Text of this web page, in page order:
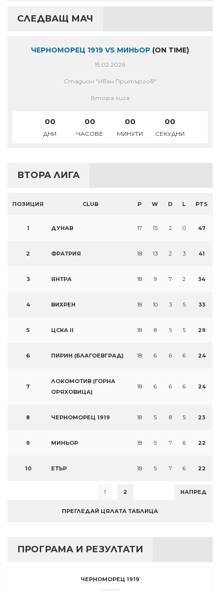
СЛЕДВАЩ МАЧ
ЧЕРНОМОРЕЦ 1919 VS МИНЬОР (ON TIME)
15.02.2026
Стадион "Иван Притъргов"
Втора лига
00
ДНИ
00
ЧАСОВЕ
00
МИНУТИ
00
СЕКУДНИ
ВТОРА ЛИГА
ПОЗИЦИЯ CLUB P W D L PTS
1 ДУНАВ 17 15 2 0 47
2 ФРАТРИЯ 18 13 2 3 41
3 ЯНТРА 18 9 7 2 34
4 ВИХРЕН 18 10 3 5 33
5 ЦСКА II 18 8 5 5 29
6 ПИРИН (БЛАГОЕВГРАД) 18 6 6 6 24
7
ЛОКОМОТИВ (ГОРНА
ОРЯХОВИЦА)
18 6 6 6 24
8 ЧЕРНОМОРЕЦ 1919 18 5 8 5 23
9 МИНЬОР 18 5 7 6 22
10 ЕТЪР 18 5 7 6 22
1 2 НАПРЕД
ПРЕГЛЕДАЙ ЦЯЛАТА ТАБЛИЦА
ПРОГРАМА И РЕЗУЛТАТИ
ЧЕРНОМОРЕЦ 1919